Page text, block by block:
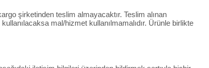
şirketinden teslim almayacaktır. Teslim alınan
mal/hizmet kullanılmamalıdır. Ürünle birlikte